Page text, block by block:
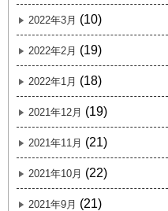
2022年3月 (10)
2022年2月 (19)
2022年1月 (18)
2021年12月 (19)
2021年11月 (21)
2021年10月 (22)
2021年9月 (21)